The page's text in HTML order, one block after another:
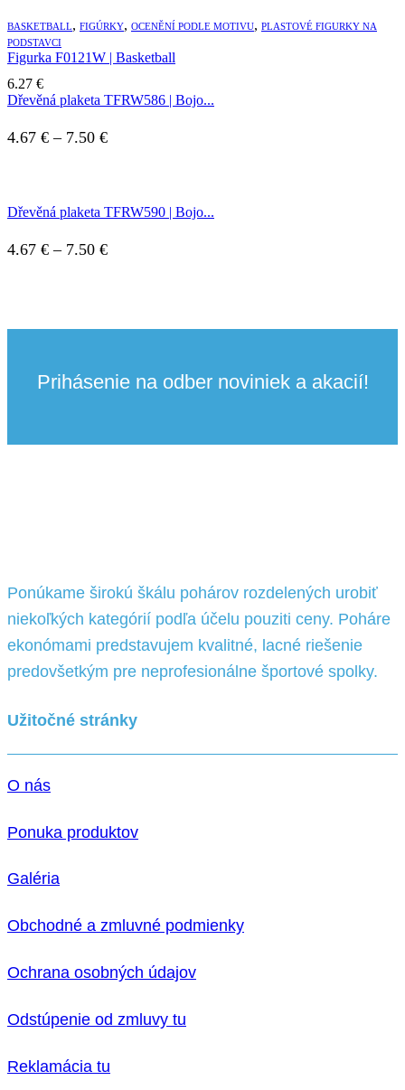
BASKETBALL, FIGÚRKY, OCENĚNÍ PODLE MOTIVU, PLASTOVÉ FIGURKY NA
PODSTAVCI
Figurka F0121W | Basketball
6.27 €
Dřevěná plaketa TFRW586 | Bojo...
4.67 € – 7.50 €Price
through
7.50 €
Dřevěná plaketa TFRW590 | Bojo...
4.67 € – 7.50 €Price
through
Prihásenie na odber noviniek a akacií!
Ponúkame širokú škálu pohárov rozdelených urobiť
niekoľkých kategórií podľa účelu pouziti ceny. Poháre
ekonómami predstavujem kvalitné, lacné riešenie
predovšetkým pre neprofesionálne športové spolky.
Užitočné stránky
O nás
Ponuka produktov
Galéria
Obchodné a zmluvné podmienky
Ochrana osobných údajov
Odstúpenie od zmluvy tu
Reklamácia tu